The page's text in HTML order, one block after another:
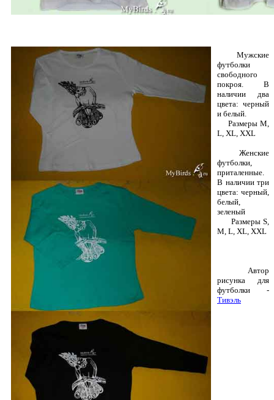
Мужские
футболки
свободного
покроя. В
наличии два
цвета: черный
и белый.
Размеры M,
L, XL, XXL
Женские
футболки,
приталенные.
В наличии три
цвета: черный,
белый,
зеленый
Размеры S,
M, L, XL, XXL
Автор
рисунка для
футболки -
Тивэль